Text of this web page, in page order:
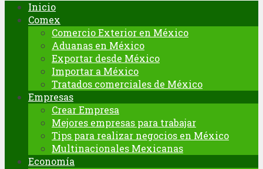
Inicio
Comex
Comercio Exterior en México
Aduanas en México
Exportar desde México
Importar a México
Tratados comerciales de México
Empresas
Crear Empresa
Mejores empresas para trabajar
Tips para realizar negocios en México
Multinacionales Mexicanas
Economía